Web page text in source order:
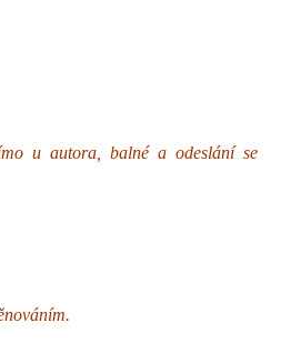
u autora, balné a odeslání se